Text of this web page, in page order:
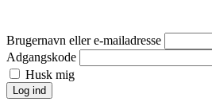
Brugernavn eller e-mailadresse
Adgangskode
Husk mig
Log ind